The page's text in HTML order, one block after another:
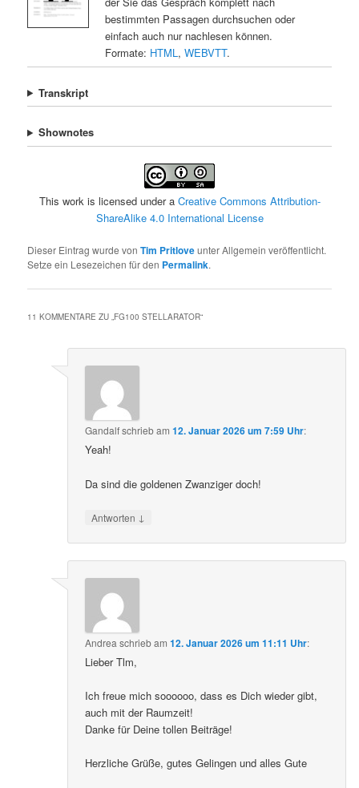
bestimmten Passagen durchsuchen oder
einfach auch nur nachlesen können.
Formate: HTML, WEBVTT.
Transkript
Shownotes
This work is licensed under a Creative Commons Attribution-
ShareAlike 4.0 International License
Dieser Eintrag wurde vonTim Pritloveunter Allgemein veröffentlicht.
Setze ein Lesezeichen für den Permalink.
11 KOMMENTARE ZU „FG100 STELLARATOR“
Gandalfschriebam12. Januar 2026 um 7:59 Uhr:
Yeah!
Da sind die goldenen Zwanziger doch!
Antworten ↓
Andrea schriebam12. Januar 2026 um 11:11 Uhr:
Lieber Tlm,
Ich freue mich soooooo, dass es Dich wieder gibt,
auch mit der Raumzeit!
Danke für Deine tollen Beiträge!
Herzliche Grüße, gutes Gelingen und alles Gute